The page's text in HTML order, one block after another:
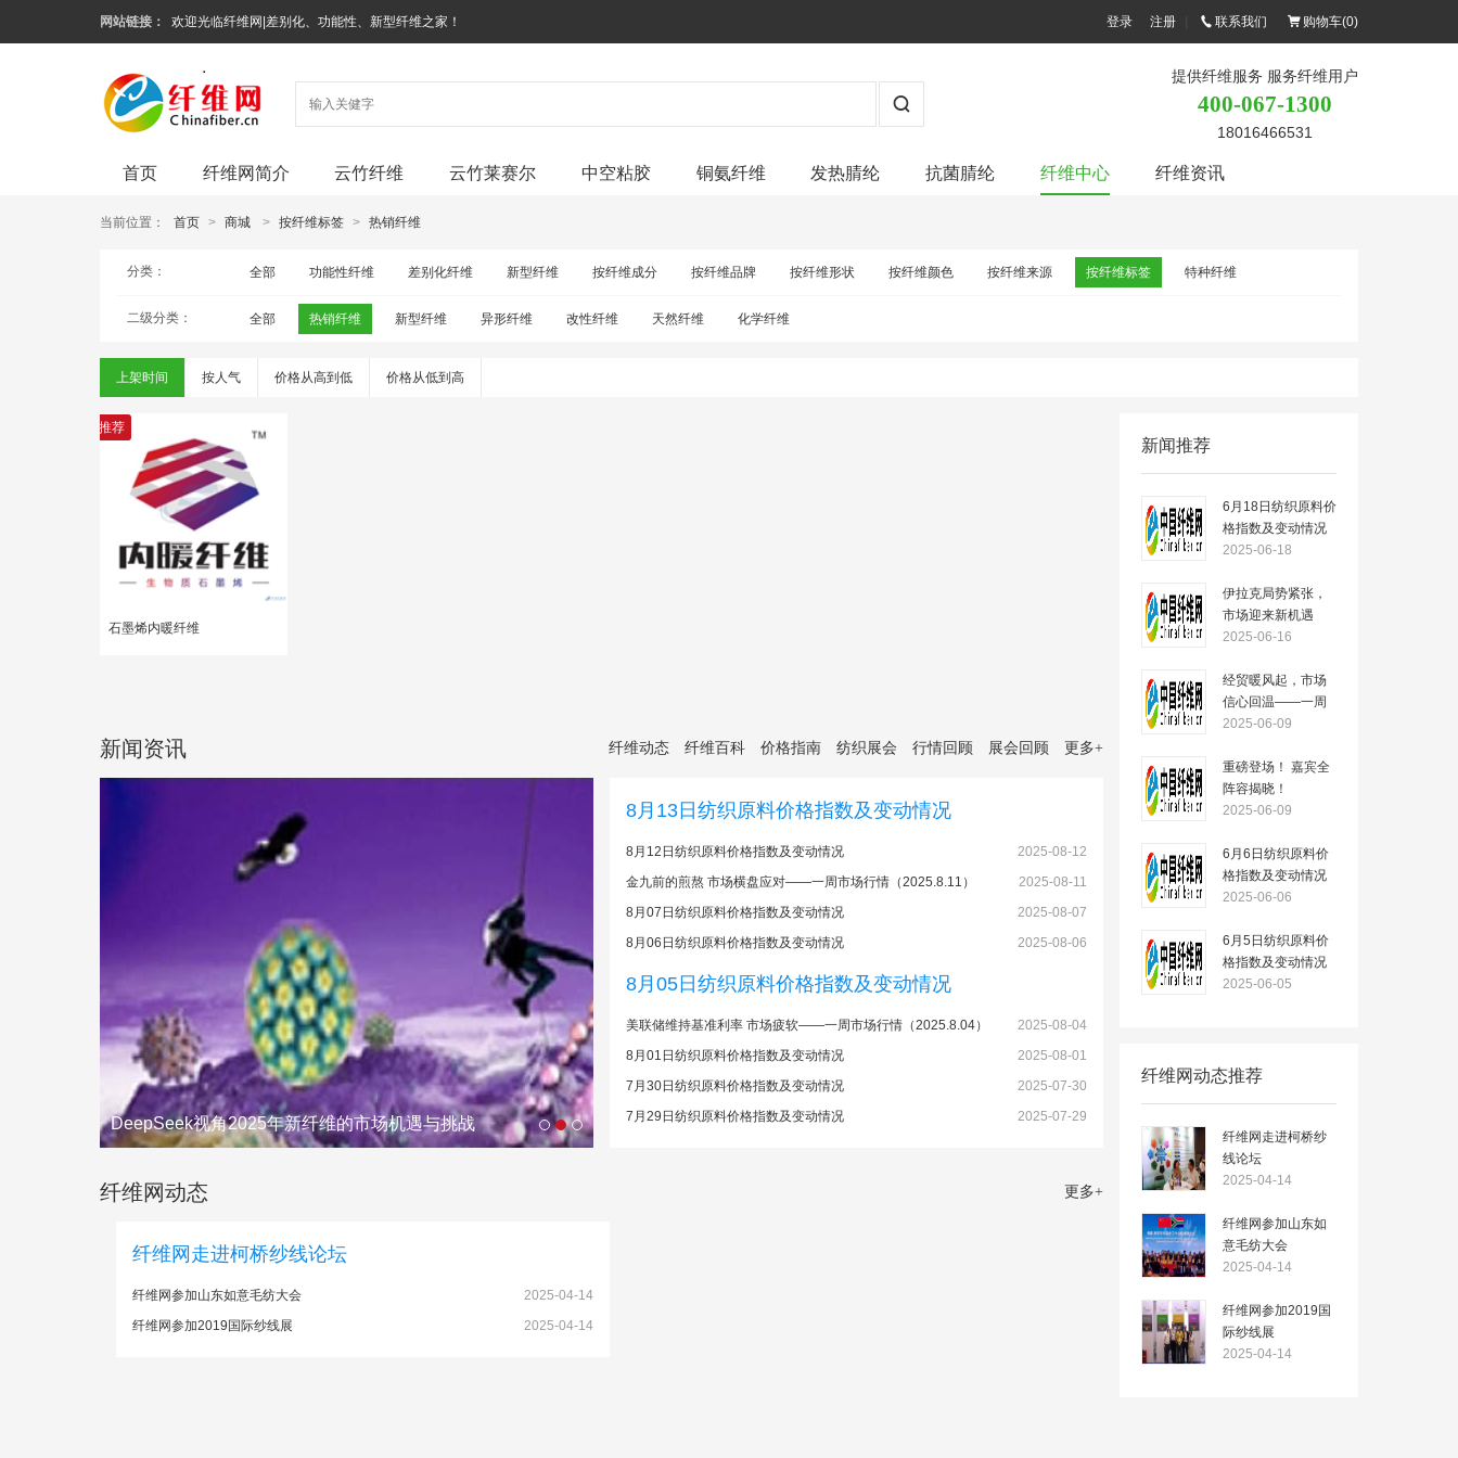
网站链接： 欢迎光临纤维网|差别化、功能性、新型纤维之家！ 登录 注册 联系我们 购物车(0)
提供纤维服务 服务纤维用户
400-067-1300
18016466531
首页 纤维网简介 云竹纤维 云竹莱赛尔 中空粘胶 铜氨纤维 发热腈纶 抗菌腈纶 纤维中心 纤维资讯
当前位置： 首页 > 商城 > 按纤维标签 > 热销纤维
分类： 全部 功能性纤维 差别化纤维 新型纤维 按纤维成分 按纤维品牌 按纤维形状 按纤维颜色 按纤维来源 按纤维标签 特种纤维
二级分类： 全部 热销纤维 新型纤维 异形纤维 改性纤维 天然纤维 化学纤维
上架时间 按人气 价格从高到低 价格从低到高
推荐
石墨烯内暖纤维
新闻资讯 纤维动态 纤维百科 价格指南 纺织展会 行情回顾 展会回顾 更多+
DeepSeek视角2025年新纤维的市场机遇与挑战
8月13日纺织原料价格指数及变动情况
2025-08-12
8月12日纺织原料价格指数及变动情况
2025-08-11
金九前的煎熬 市场横盘应对——一周市场行情（2025.8.11）
2025-08-07
8月07日纺织原料价格指数及变动情况
2025-08-06
8月06日纺织原料价格指数及变动情况
8月05日纺织原料价格指数及变动情况
2025-08-04
美联储维持基准利率 市场疲软——一周市场行情（2025.8.04）
2025-08-01
8月01日纺织原料价格指数及变动情况
2025-07-30
7月30日纺织原料价格指数及变动情况
2025-07-29
7月29日纺织原料价格指数及变动情况
纤维网动态 更多+
纤维网走进柯桥纱线论坛
2025-04-14
纤维网参加山东如意毛纺大会
2025-04-14
纤维网参加2019国际纱线展
新闻推荐
6月18日纺织原料价
格指数及变动情况
2025-06-18
伊拉克局势紧张，
市场迎来新机遇
——一周市场行情
2025-06-16
经贸暖风起，市场
信心回温——一周
市场行情
2025-06-09
重磅登场！ 嘉宾全
阵容揭晓！
2025-06-09
6月6日纺织原料价
格指数及变动情况
2025-06-06
6月5日纺织原料价
格指数及变动情况
2025-06-05
纤维网动态推荐
纤维网走进柯桥纱
线论坛
2025-04-14
纤维网参加山东如
意毛纺大会
2025-04-14
纤维网参加2019国
际纱线展
2025-04-14